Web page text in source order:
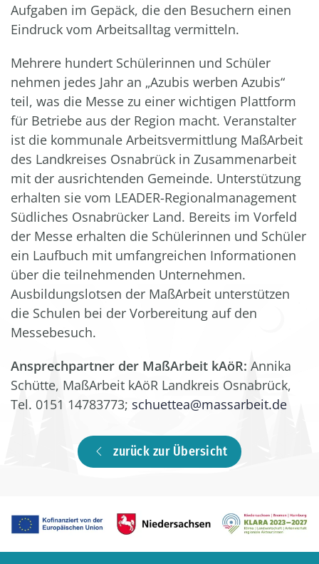
Aufgaben im Gepäck, die den Besuchern einen
Eindruck vom Arbeitsalltag vermitteln.
Mehrere hundert Schülerinnen und Schüler
nehmen jedes Jahr an „Azubis werben Azubis“
teil, was die Messe zu einer wichtigen Plattform
für Betriebe aus der Region macht. Veranstalter
ist die kommunale Arbeitsvermittlung MaßArbeit
des Landkreises Osnabrück in Zusammenarbeit
mit der ausrichtenden Gemeinde. Unterstützung
erhalten sie vom LEADER-Regionalmanagement
Südliches Osnabrücker Land. Bereits im Vorfeld
der Messe erhalten die Schülerinnen und Schüler
ein Laufbuch mit umfangreichen Informationen
über die teilnehmenden Unternehmen.
Ausbildungslotsen der MaßArbeit unterstützen
die Schulen bei der Vorbereitung auf den
Messebesuch.
Ansprechpartner der MaßArbeit kAöR: Annika
Schütte, MaßArbeit kAöR Landkreis Osnabrück,
Tel. 0151 14783773; schuettea@massarbeit.de
zurück zur Übersicht